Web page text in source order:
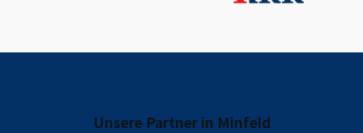
Unsere Partner in Minfeld